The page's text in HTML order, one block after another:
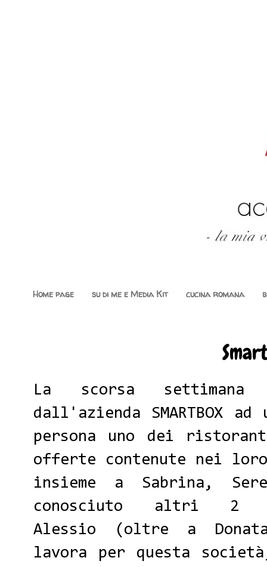
Home page su di me e Media Kit cucina romana
La scorsa
dall'azienda SMARTBOX ad
persona uno dei
offerte contenute nei
insieme a Sabrina ,
conosciuto altri 2
Alessio (oltre a
lavora per questa